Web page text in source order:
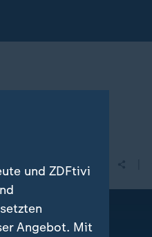
und ZDFtivi
Angebot. Mit